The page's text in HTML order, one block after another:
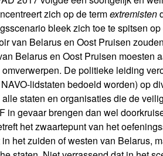
zich op de termextremisten
bleek zich toe te spitsen
van Belarus en Oost Pruisen
Belarus en Oost Pruisen moesten
De politieke leiding
lidstaten bedoeld worden) op
staten en organisaties die de
in gevaar brengen dan wel
het zwaartepunt van het
het zuiden of westen van Belarus,